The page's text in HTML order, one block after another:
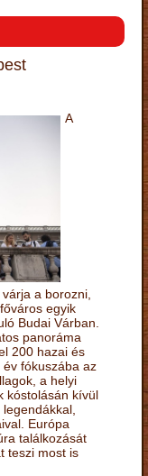
A
a borozni,
egyik
Budai Várban.
panoráma
200 hazai és
fókuszába az
a helyi
kóstolásán kívül
Európa
találkozását
teszi most is